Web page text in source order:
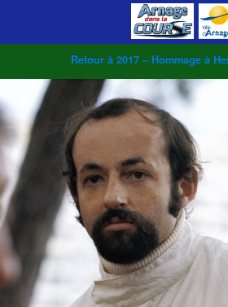
Retour à 2017 – Hommage à